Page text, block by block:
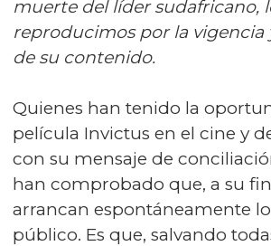
muerte del líder sudafricano,
reproducimos por la vigencia
de su contenido.
Quienes han tenido la
película Invictus en el cine y
con su mensaje de
han comprobado que, a su
arrancan espontáneamente
público. Es que, salvando